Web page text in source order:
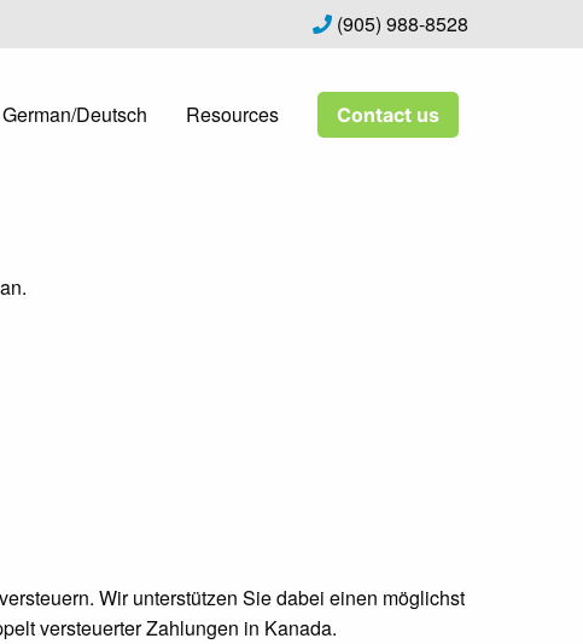
(905) 988-8528
German/Deutsch Resources Contact us
Wir unterstützen Sie dabei einen möglichst
versteuerter Zahlungen in Kanada.